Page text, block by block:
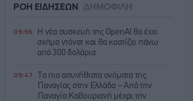
ΡΟΗ ΕΙΔΗΣΕΩΝ ΔΗΜΟΦΙΛΗ
09:56
Η νέα συσκευή της OpenAI θα έχει
σχήμα ντόνατ και θα κοστίζει πάνω
από 300 δολάρια
09:47
Τα πιο ασυνήθιστα ονόματα της
Παναγίας στην Ελλάδα – Από την
Παναγία Καβουριανή μέχρι την